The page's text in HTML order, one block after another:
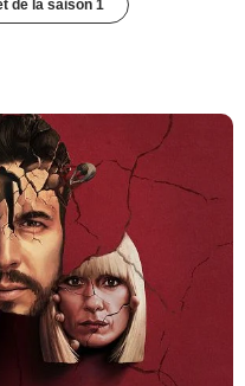
de la saison 1